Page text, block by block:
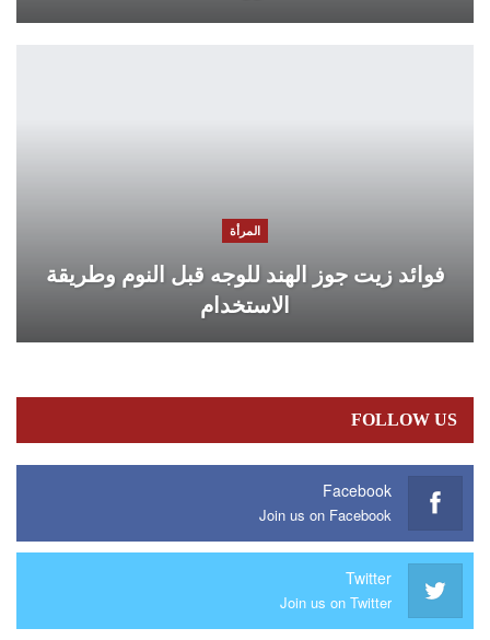
المرأة
فوائد زيت جوز الهند للوجه قبل النوم وطريقة
الاستخدام
FOLLOW US
Facebook
Join us on Facebook
Twitter
Join us on Twitter